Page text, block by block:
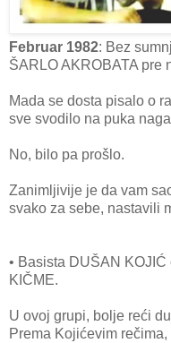
Februar 1982: Bez
ŠARLO AKROBATA pre
Mada se dosta pisalo o
sve svodilo na puka
No, bilo pa prošlo.
Zanimljivije je da vam
svako za sebe, nastavili
• Basista DUŠAN
KIČME.
U ovoj grupi, bolje reći
Prema Kojićevim